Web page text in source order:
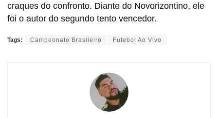
craques do confronto. Diante do Novorizontino, ele
foi o autor do segundo tento vencedor.
Tags: Campeonato Brasileiro Futebol Ao Vivo